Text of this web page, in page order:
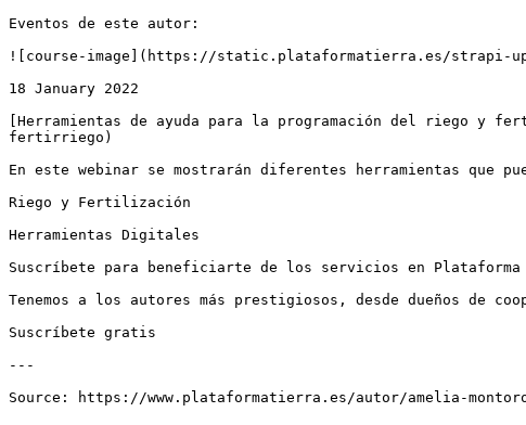
Eventos de este autor:
![course-image](https://static.plataformatierra.es/strapi-
18 January 2022
[Herramientas de ayuda para la programación del riego y
fertirriego)
En este webinar se mostrarán diferentes herramientas que
Riego y Fertilización
Herramientas Digitales
Suscríbete para beneficiarte de los servicios en
Tenemos a los autores más prestigiosos, desde dueños de
Suscríbete gratis
---